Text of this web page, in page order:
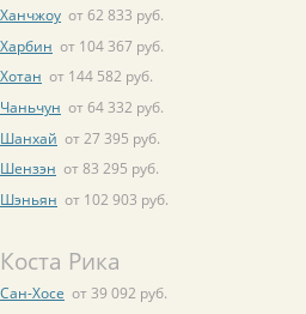
Ханчжоу от 62 833 руб.
Харбин от 104 367 руб.
Хотан от 144 582 руб.
Чаньчун от 64 332 руб.
Шанхай от 27 395 руб.
Шензэн от 83 295 руб.
Шэньян от 102 903 руб.
Коста Рика
Сан-Хосе от 39 092 руб.